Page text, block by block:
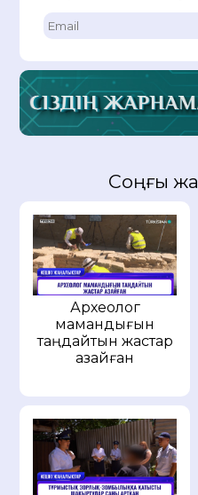
Соңғы
Археолог
мамандығын
таңдайтын жастар
азайған